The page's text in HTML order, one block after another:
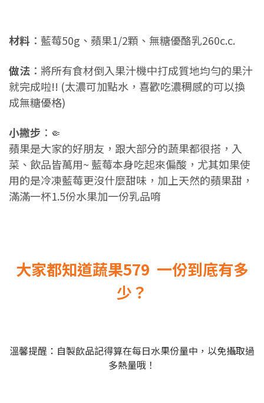
材料 ：藍莓50g、蘋果1/2顆、無糖優酪乳260c.c.
做法 ：將所有食材倒入果汁機中打成質地均勻的果汁
就完成啦!! (太濃可加點水，喜歡吃濃稠感的可以換
成無糖優格)
小撇步 ： 🤏
蘋果是大家的好朋友，跟大部分的蔬果都很搭，入
菜、飲品皆萬用~ 藍莓本身吃起來偏酸，尤其如果使
用的是冷凍藍莓更沒什麼甜味，加上天然的蘋果甜，
滿滿一杯1.5份水果加一份乳品唷
大家都知道蔬果579 一份到底有多
少？
溫馨提醒：自製飲品記得算在每日水果份量中，以免攝取過
多熱量哦！